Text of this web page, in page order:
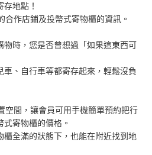
っ直ぐいき、理髪店の側に設
地點！
作店鋪及投幣式寄物櫃的資訊。
物時，您是否曾想過「如果這東西可
、自行車等都寄存起來，輕鬆沒負
間，讓會員可用手機簡單預約把行
寄物櫃的價格。
櫃全滿的狀態下，也能在附近找到地